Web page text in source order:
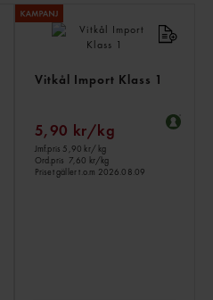
Vitkål Import Klass 1
5,90 kr/kg
Jmf.pris 5,90 kr/ kg
Ord.pris 7,60 kr/kg
Priset gäller t.o.m 2026.08.09